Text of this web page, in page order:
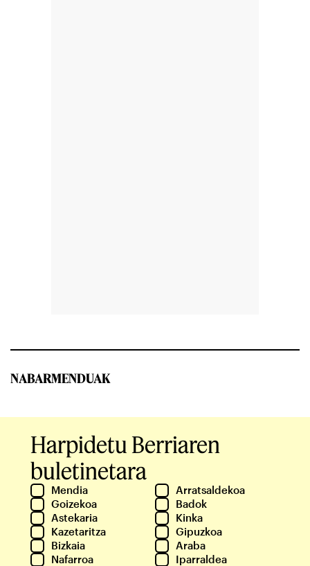
NABARMENDUAK
Harpidetu Berriaren
buletinetara
Mendia
Arratsaldekoa
Goizekoa
Badok
Astekaria
Kinka
Kazetaritza
Gipuzkoa
Bizkaia
Araba
Nafarroa
Iparraldea